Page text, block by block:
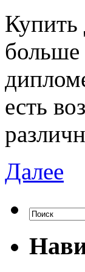
больше
есть
Далее